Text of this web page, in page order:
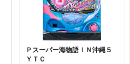
Ｐスーパー海物語ＩＮ沖縄５
ＹＴＣ